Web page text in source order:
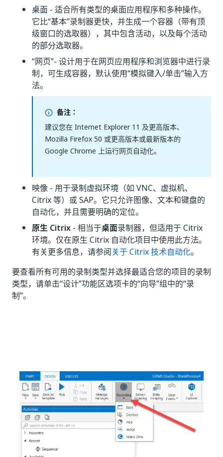
桌面 - 适合所有类型的桌面应用程序和多种操作。
它比“基本”录制器更快，并生成一个容器（带有顶
级窗口的选取器），其中包含活动，以及每个活动
的部分选取器。
“网页”- 设计用于在网页应用程序和浏览器中进行录
制，可生成容器，默认使用“模拟键入/单击”输入方
法。
备注：
建议您在 Internet Explorer 11 及更高版本、
Mozilla Firefox 50 或更高版本或最新版本的
Google Chrome 上运行网页自动化。
映像 - 用于录制虚拟环境（如 VNC、虚拟机、
Citrix 等）或 SAP。 它只允许图像、文本和键盘的
自动化，并且需要明确的定位。
原生 Citrix - 相当于桌面录制器，但适用于 Citrix
环境。仅在原生 Citrix 自动化项目中使用此方法。
有关更多信息，请参阅关于 Citrix 技术自动化。
要查看所有可用的录制类型并选择最适合您的项目的录制
类型，请单击“设计”功能区选项卡的“向导”组中的“录
制”。